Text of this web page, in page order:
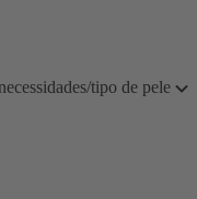
tipo de pele